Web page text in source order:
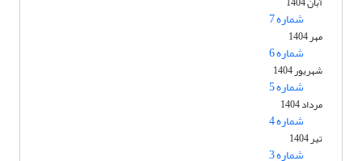
شماره 7
مهر 1404
شماره 6
شهریور 1404
شماره 5
مرداد 1404
شماره 4
تیر 1404
شماره 3